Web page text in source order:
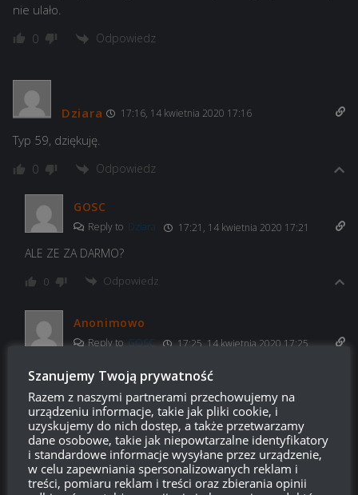
nie ulało.
0 Odpowiedz
Dziara 17:16, 14 kwietnia 2020 17:16
Typ 59, dziękuję.
0 Odpowiedz
GOSC
Reply to Dziara 17:21, 14 kwietnia 2020 17:21
ALE ZE ZA DARMO?
0 Odpowiedz
Anonimowo
Reply toGOSC 17:25, 14 kwietnia 2020 17:25
Sprawdzone info od pewnego jutubera. Twierdzi że jego
źródło tym razem jest legitne.
0 Odpowiedz
Anonimowo
Reply toAnonimowo 18:23, 14 kwietnia 2020 18:23
Szanujemy Twoją prywatność
Razem z naszymi partnerami przechowujemy na
urządzeniu informacje, takie jak pliki cookie, i
uzyskujemy do nich dostęp, a także przetwarzamy
dane osobowe, takie jak niepowtarzalne identyfikatory
i standardowe informacje wysyłane przez urządzenie,
w celu zapewniania spersonalizowanych reklam i
treści, pomiaru reklam i treści oraz zbierania opinii